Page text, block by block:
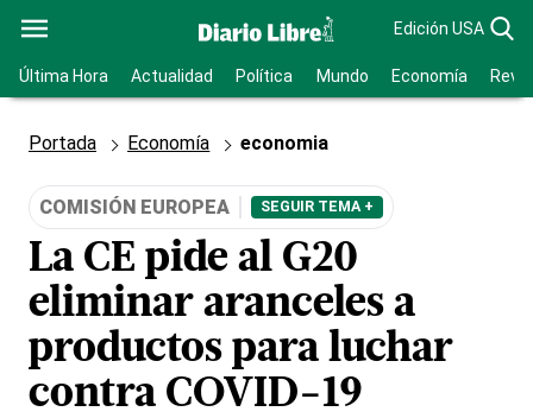
Edición USA
Última Hora Actualidad Política Mundo Economía
Portada Economía economia
COMISIÓN EUROPEA SEGUIR TEMA +
La CE pide al G20
eliminar aranceles a
productos para luchar
contra COVID-19